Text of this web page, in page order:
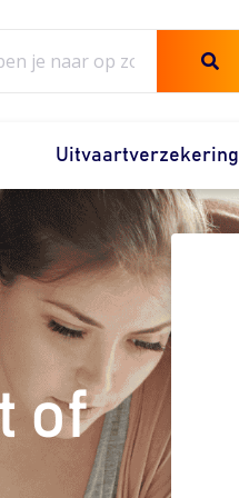
Uitvaartverzekering
of